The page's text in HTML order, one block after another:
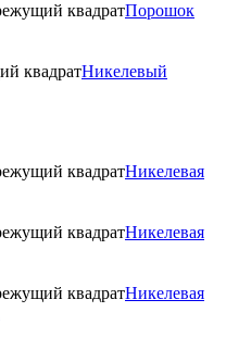
Порошок
Никелевый
Никелевая
Никелевая
Никелевая